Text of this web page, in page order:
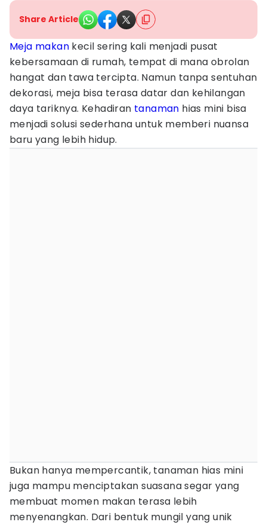
Share Article
Meja makan kecil sering kali menjadi pusat
kebersamaan di rumah, tempat di mana obrolan
hangat dan tawa tercipta. Namun tanpa sentuhan
dekorasi, meja bisa terasa datar dan kehilangan
daya tariknya. Kehadiran tanaman hias mini bisa
menjadi solusi sederhana untuk memberi nuansa
baru yang lebih hidup.
Bukan hanya mempercantik, tanaman hias mini
juga mampu menciptakan suasana segar yang
membuat momen makan terasa lebih
menyenangkan. Dari bentuk mungil yang unik